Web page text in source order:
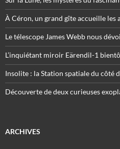
À Céron, un grand gîte accueille les
Le télescope James Webb nous
L’inquiétant miroir Eärendil-1
Insolite : la Station spatiale du côté
Découverte de deux curieuses
ARCHIVES